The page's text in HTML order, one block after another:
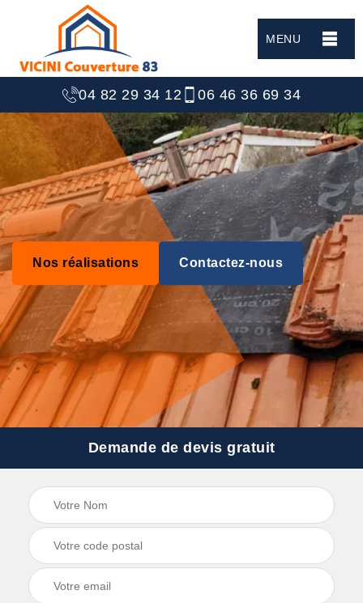
MENU
04 82 29 34 12 06 46 36 69 34
Nos réalisations Contactez-nous
Demande de devis gratuit